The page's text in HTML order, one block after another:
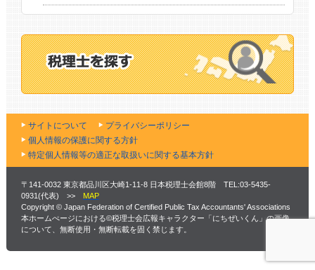
サイトについて
プライバシーポリシー
個人情報の保護に関する方針
特定個人情報等の適正な取扱いに関する基本方針
〒141-0032 東京都品川区大崎1-11-8 日本税理士会館8階 TEL:03-5435-
0931(代表) >> MAP
Copyright © Japan Federation of Certified Public Tax Accountants' Associations
本ホームぺージにおける©税理士会広報キャラクター「にちぜいくん」の画像
について、無断使用・無断転載を固く禁じます。